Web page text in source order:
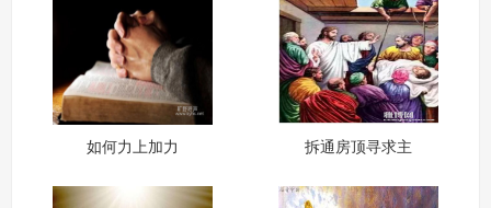
如何力上加力 拆通房顶寻求主